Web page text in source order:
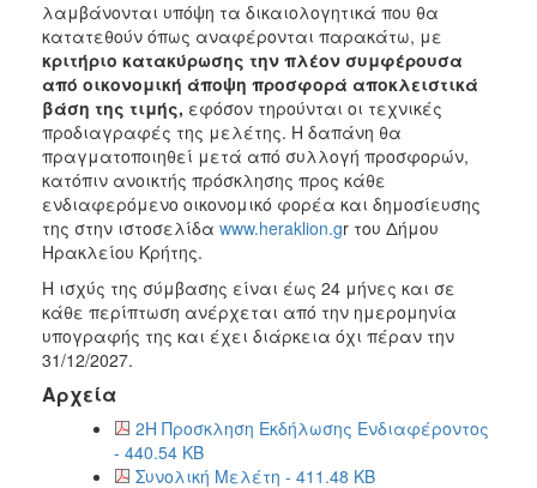
λαμβάνονται υπόψη τα δικαιολογητικά που θα
κατατεθούν όπως αναφέρονται παρακάτω, με
κριτήριο κατακύρωσης την πλέον συμφέρουσα
από οικονομική άποψη προσφορά αποκλειστικά
βάση της τιμής, εφόσον τηρούνται οι τεχνικές
προδιαγραφές της μελέτης. Η δαπάνη θα
πραγματοποιηθεί μετά από συλλογή προσφορών,
κατόπιν ανοικτής πρόσκλησης προς κάθε
ενδιαφερόμενο οικονομικό φορέα και δημοσίευσης
της στην ιστοσελίδα www.heraklion.gr του Δήμου
Ηρακλείου Κρήτης.
Η ισχύς της σύμβασης είναι έως 24 μήνες και σε
κάθε περίπτωση ανέρχεται από την ημερομηνία
υπογραφής της και έχει διάρκεια όχι πέραν την
31/12/2027.
Αρχεία
2Η Προσκληση Εκδήλωσης Ενδιαφέροντος
- 440.54 KB
Συνολική Μελέτη - 411.48 KB